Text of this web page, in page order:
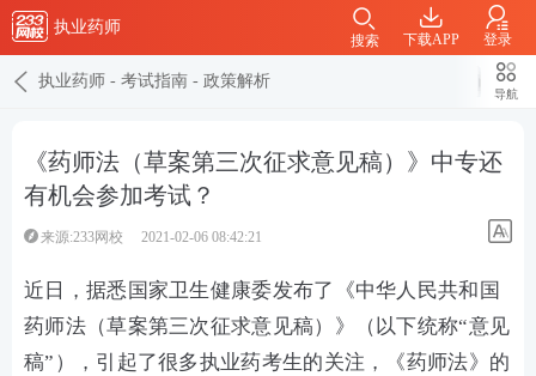
执业药师
下载APP 登录
搜索
执业药师 - 考试指南 - 政策解析
导航
《药师法（草案第三次征求意见稿）》中专还
有机会参加考试？
来源:233网校 2021-02-06 08:42:21
近日，据悉国家卫生健康委发布了《中华人民共和国
药师法（草案第三次征求意见稿）》（以下统称“意见
稿”），引起了很多执业药考生的关注，《药师法》的